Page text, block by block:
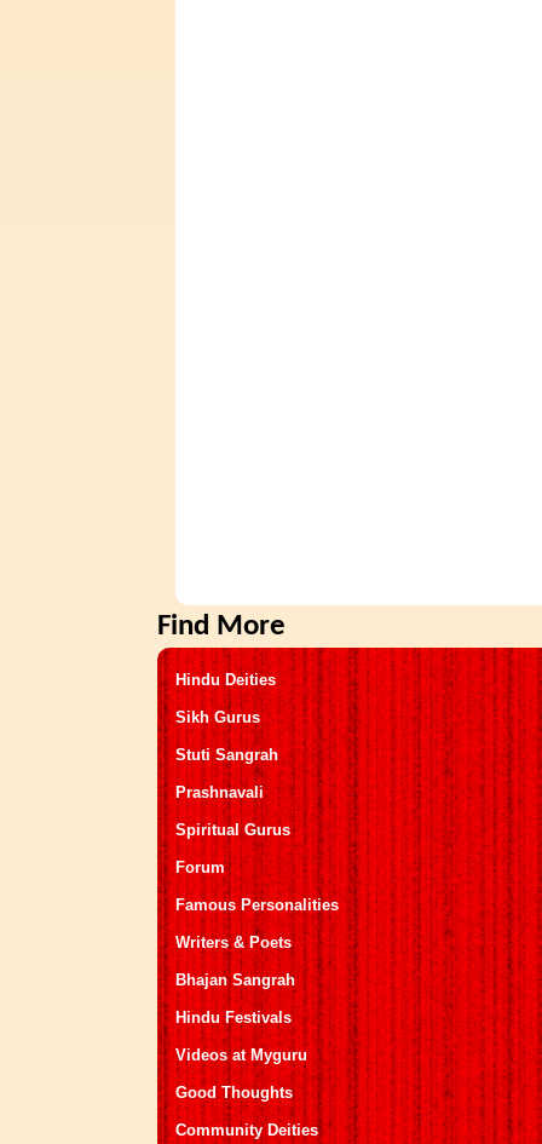
Find More
Hindu Deities
Sikh Gurus
Stuti Sangrah
Prashnavali
Spiritual Gurus
Forum
Famous Personalities
Writers & Poets
Bhajan Sangrah
Hindu Festivals
Videos at Myguru
Good Thoughts
Community Deities